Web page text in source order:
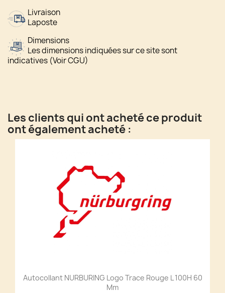
Livraison
Laposte
Dimensions
Les dimensions indiquées sur ce site sont
indicatives (Voir CGU)
Les clients qui ont acheté ce produit
ont également acheté :
Autocollant NURBURING Logo Trace Rouge L 100H 60
Mm